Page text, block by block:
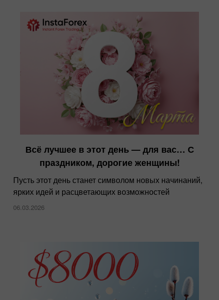
Всё лучшее в этот день — для вас… С
праздником, дорогие женщины!
Пусть этот день станет символом новых начинаний,
ярких идей и расцветающих возможностей
06.03.2026